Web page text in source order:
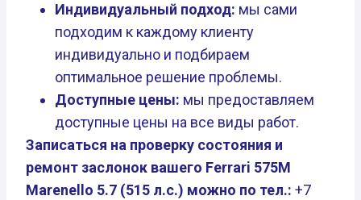
Индивидуальный подход: мы сами
подходим к каждому клиенту
индивидуально и подбираем
оптимальное решение проблемы.
Доступные цены: мы предоставляем
доступные цены на все виды работ.
Записаться на проверку состояния и
ремонт заслонок вашего Ferrari 575M
Marenello 5.7 (515 л.с.) можно по тел.: +7